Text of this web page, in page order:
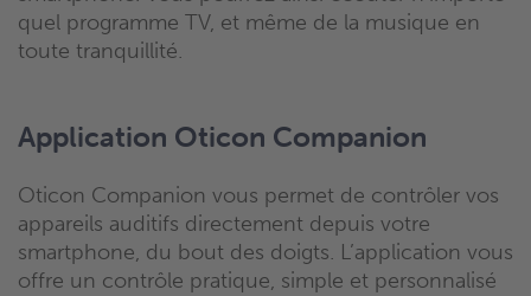
quel programme TV, et même de la musique en
toute tranquillité.
Application Oticon Companion
Oticon Companion vous permet de contrôler vos
appareils auditifs directement depuis votre
smartphone, du bout des doigts. L’application vous
offre un contrôle pratique, simple et personnalisé